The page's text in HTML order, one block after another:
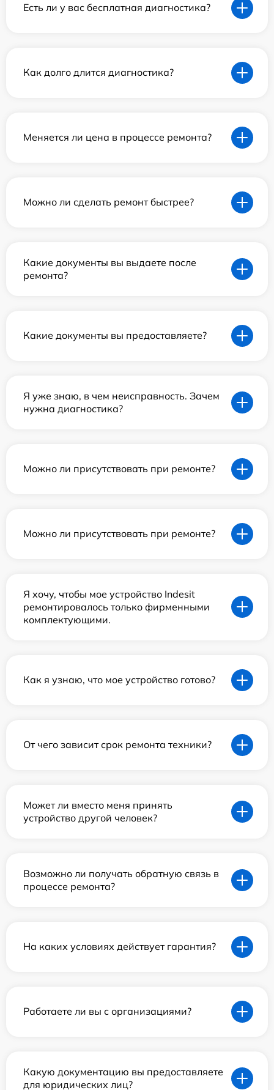
Есть ли у вас бесплатная диагностика?
Как долго длится диагностика?
Меняется ли цена в процессе ремонта?
Можно ли сделать ремонт быстрее?
Какие документы вы выдаете после
ремонта?
Какие документы вы предоставляете?
Я уже знаю, в чем неисправность. Зачем
нужна диагностика?
Можно ли присутствовать при ремонте?
Можно ли присутствовать при ремонте?
Я хочу, чтобы мое устройство Indesit
ремонтировалось только фирменными
комплектующими.
Как я узнаю, что мое устройство готово?
От чего зависит срок ремонта техники?
Может ли вместо меня принять
устройство другой человек?
Возможно ли получать обратную связь в
процессе ремонта?
На каких условиях действует гарантия?
Работаете ли вы с организациями?
Какую документацию вы предоставляете
для юридических лиц?